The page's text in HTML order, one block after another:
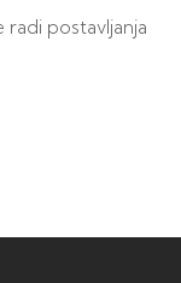
radi postavljanja